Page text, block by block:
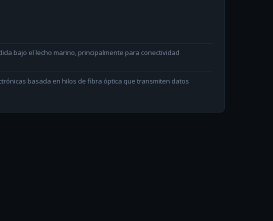
bajo el lecho marino, principalmente para conectividad
basada en hilos de fibra óptica que transmiten datos